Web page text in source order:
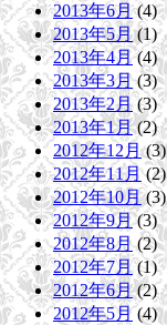
2013年6月(4)
2013年5月(1)
2013年4月(4)
2013年3月(3)
2013年2月 (3)
2013年1月(2)
2012年12月(3)
2012年11月(2)
2012年10月(3)
2012年9月(3)
2012年8月(2)
2012年7月(1)
2012年6月(2)
2012年5月 (4)